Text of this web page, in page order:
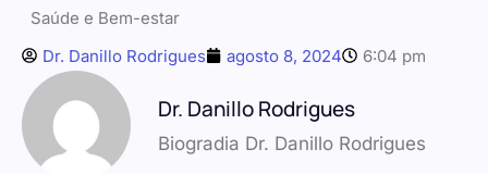
Saúde e Bem-estar
Dr. Danillo Rodrigues
agosto 8, 2024 6:04 pm
Dr. Danillo Rodrigues
Biogradia Dr. Danillo Rodrigues